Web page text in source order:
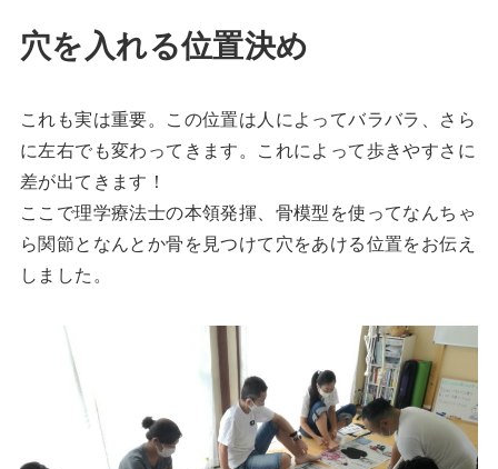
穴を入れる位置決め
これも実は重要。この位置は人によってバラバラ、さら
に左右でも変わってきます。これによって歩きやすさに
差が出てきます！
ここで理学療法士の本領発揮、骨模型を使ってなんちゃ
ら関節となんとか骨を見つけて穴をあける位置をお伝え
しました。